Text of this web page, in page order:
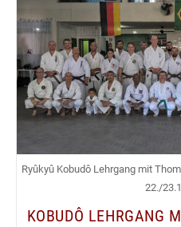
Ryûkyû Kobudô Lehrgang mit
22./
KOBUDÔ LEHRGANG